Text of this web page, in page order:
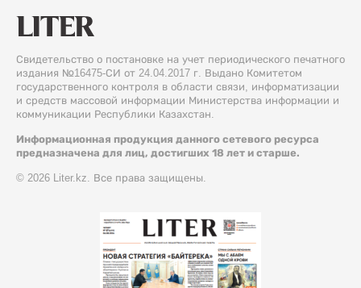
Свидетельство о постановке на учет периодического печатного
издания №16475-СИ от 24.04.2017 г. Выдано Комитетом
государственного контроля в области связи, информатизации
и средств массовой информации Министерства информации и
коммуникации Республики Казахстан.
Информационная продукция данного сетевого ресурса
предназначена для лиц, достигших 18 лет и старше.
© 2026 Liter.kz. Все права защищены.